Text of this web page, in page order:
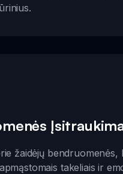
žaidėjų bendruomenės,
takeliais ir